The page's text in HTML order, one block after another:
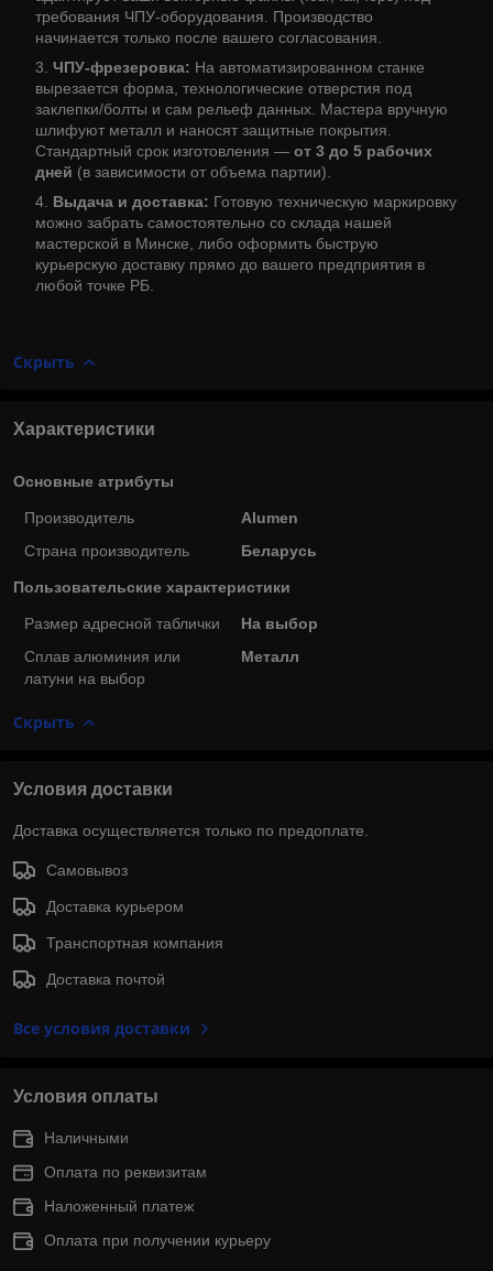
требования ЧПУ-оборудования. Производство
начинается только после вашего согласования.
ЧПУ-фрезеровка: На автоматизированном станке
вырезается форма, технологические отверстия под
заклепки/болты и сам рельеф данных. Мастера вручную
шлифуют металл и наносят защитные покрытия.
Стандартный срок изготовления — от 3 до 5 рабочих
дней (в зависимости от объема партии).
Выдача и доставка: Готовую техническую маркировку
можно забрать самостоятельно со склада нашей
мастерской в Минске, либо оформить быструю
курьерскую доставку прямо до вашего предприятия в
любой точке РБ.
Скрыть
Характеристики
Основные атрибуты
Производитель
Alumen
Страна производитель
Беларусь
Пользовательские характеристики
Размер адресной таблички
На выбор
Сплав алюминия или
латуни на выбор
Металл
Скрыть
Условия доставки
Доставка осуществляется только по предоплате.
Самовывоз
Доставка курьером
Транспортная компания
Доставка почтой
Все условия доставки
Условия оплаты
Наличными
Оплата по реквизитам
Наложенный платеж
Оплата при получении курьеру